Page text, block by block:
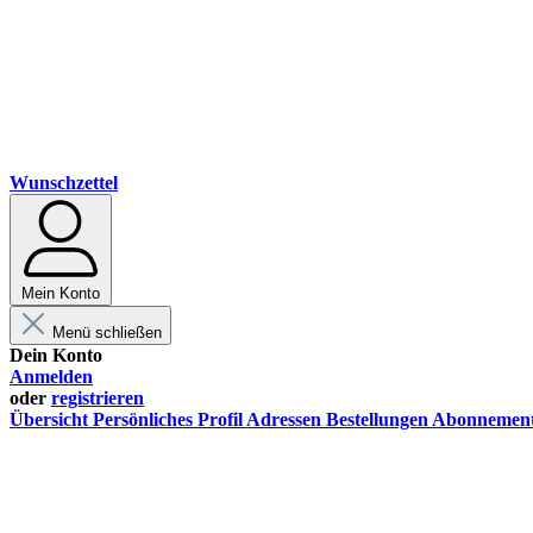
Wunschzettel
Mein Konto
Menü schließen
Dein Konto
Anmelden
oder registrieren
Übersicht Persönliches Profil Adressen Bestellungen